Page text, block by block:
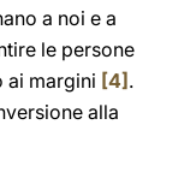
a noi e a
le persone
ai margini [4] .
alla